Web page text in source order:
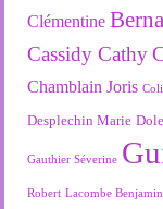
Clémentine
Cassidy Cathy
Chamblain Joris
Desplechin Marie
Gauthier Séverine
Robert Lacombe Benjamin